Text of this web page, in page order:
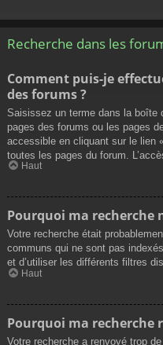
Recherche dans les
Comment puis-je
des forums ?
Saisissez un terme dans la boîte
pages des forums ou les pages
accessible en cliquant sur le lien
toutes les pages du forum.
Haut
Pourquoi ma recherche
Votre recherche était
communs qui ne sont pas
et d’utiliser les différents filtres
Haut
Pourquoi ma recherche
Votre recherche a renvoyé trop